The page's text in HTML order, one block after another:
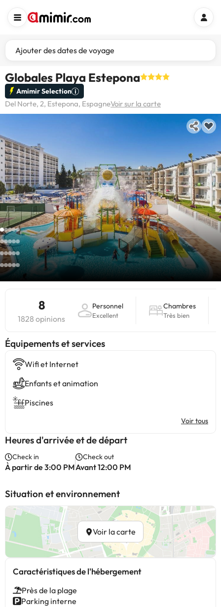
Ajouter des dates de voyage
Globales Playa Estepona
Amimir Selection
Del Norte, 2, Estepona, EspagneVoir sur la carte
8
1828 opinions
Personnel
Excellent
Chambres
Très bien
​Équipements et services
Wifi et Internet
Enfants et animation
Piscines
Voir tous
Heures d'arrivée et de départ
Check in
À partir de 3:00 PM
Check out
Avant 12:00 PM
Situation et environnement
Voir la carte
Caractéristiques de l'hébergement
Près de la plage
Parking interne